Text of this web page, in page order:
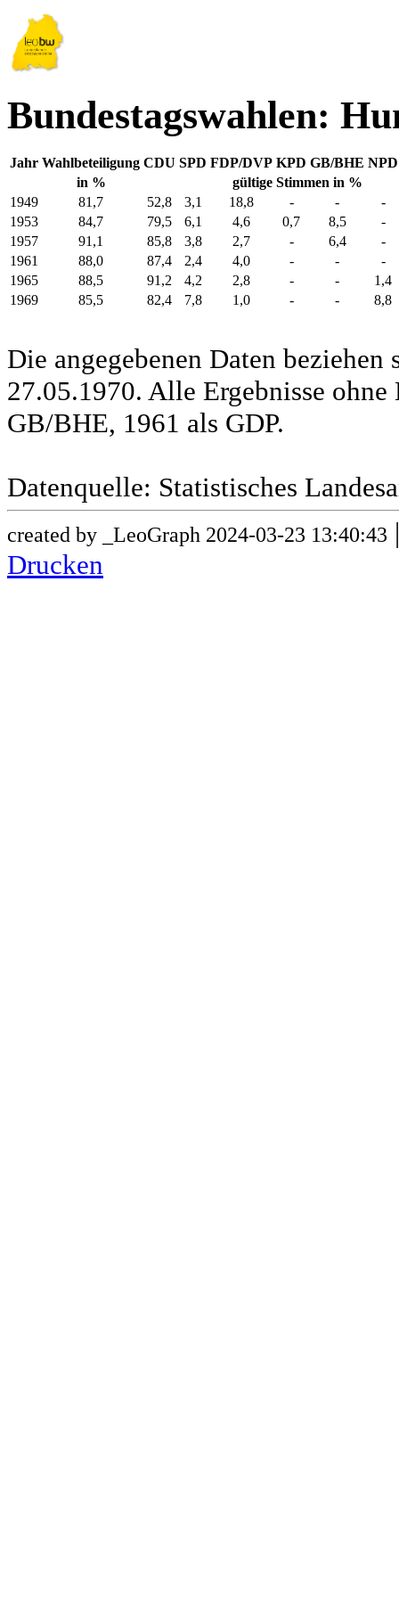
Bundestagswahlen:
Jahr Wahlbeteiligung CDU SPD FDP/DVP KPD GB/BHE NPD
in %
gültige Stimmen in %
1949
81,7 52,8 3,1 18,8 - -
-
1953
84,7 79,5 6,1 4,6 0,7 8,5
-
1957
91,1 85,8 3,8 2,7 - 6,4
-
1961
88,0 87,4 2,4 4,0 - -
-
1965
88,5 91,2 4,2 2,8 - -
1,4
1969
85,5 82,4 7,8 1,0 - - 8,8
Die angegebenen Daten
27.05.1970. Alle Ergebnisse
GB/BHE, 1961 als GDP.
Datenquelle: Statistisches
created by _LeoGraph 2024-03-23 13:40:43
Drucken